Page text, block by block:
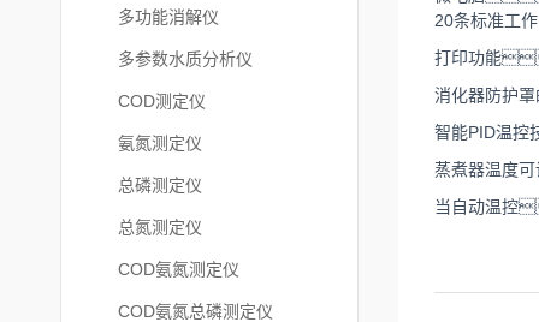
多功能消解仪
多参数水质分析仪
COD测定仪
氨氮测定仪
总磷测定仪
总氮测定仪
COD氨氮测定仪
COD氨氮总磷测定仪
20条标准工
打印功能
消化器防护
智能PID温
蒸煮器温度
当自动温控